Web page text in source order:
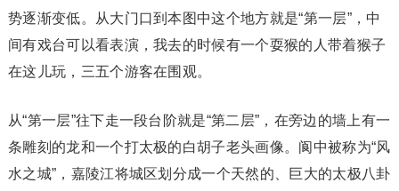
势逐渐变低。从大门口到本图中这个地方就是“第一层”，中
间有戏台可以看表演，我去的时候有一个耍猴的人带着猴子
在这儿玩，三五个游客在围观。
从“第一层”往下走一段台阶就是“第二层”，在旁边的墙上有一
条雕刻的龙和一个打太极的白胡子老头画像。阆中被称为“风
水之城”，嘉陵江将城区划分成一个天然的、巨大的太极八卦